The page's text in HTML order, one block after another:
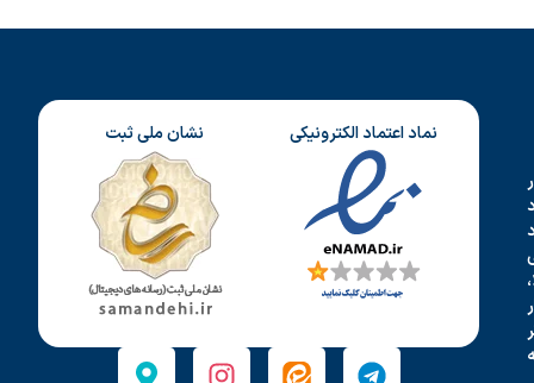
نماد اعتماد الکترونیکی نشان ملی ثبت